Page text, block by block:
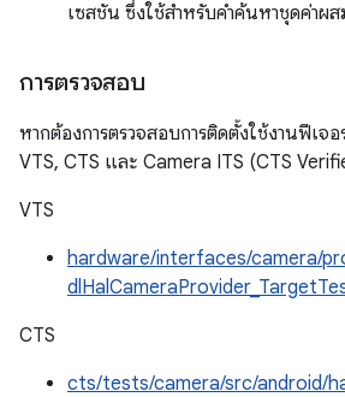
เซสชัน ซึ่งใช้สำหรับคำค้นหาชุดค่าผ
การตรวจสอบ
หากต้องการตรวจสอบการติดตั้งใช้งานฟีเจ
VTS, CTS และ Camera ITS (CTS
VTS
hardware/interfaces/camera/
CTS
cts/tests/camera/src/android/